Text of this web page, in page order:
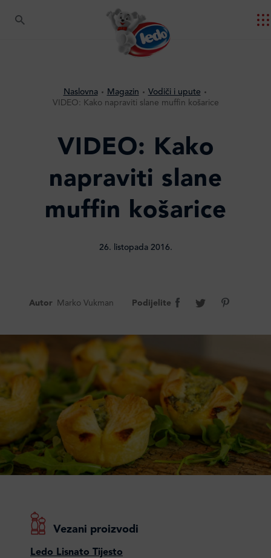
Naslovna Magazin
Vodiči i upute
VIDEO: Kako napraviti slane muffin košarice
VIDEO: Kako
napraviti slane
muffin košarice
26. listopada 2016.
Autor Marko Vukman Podijelite
Vezani proizvodi
Ledo Lisnato Tijesto